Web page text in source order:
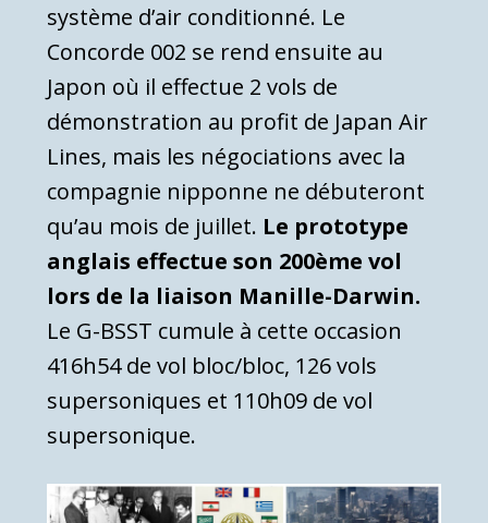
système d’air conditionné. Le
Concorde 002 se rend ensuite au
Japon où il effectue 2 vols de
démonstration au profit de Japan Air
Lines, mais les négociations avec la
compagnie nipponne ne débuteront
qu’au mois de juillet. Le prototype
anglais effectue son 200ème vol
lors de la liaison Manille-Darwin.
Le G-BSST cumule à cette occasion
416h54 de vol bloc/bloc, 126 vols
supersoniques et 110h09 de vol
supersonique.